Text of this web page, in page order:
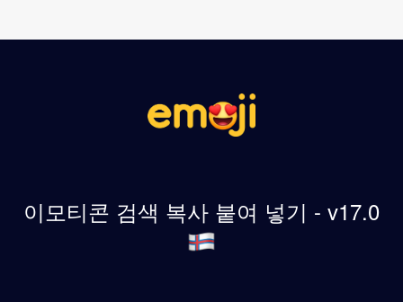
이모티콘 검색 복사 붙여 넣기 - v17.0